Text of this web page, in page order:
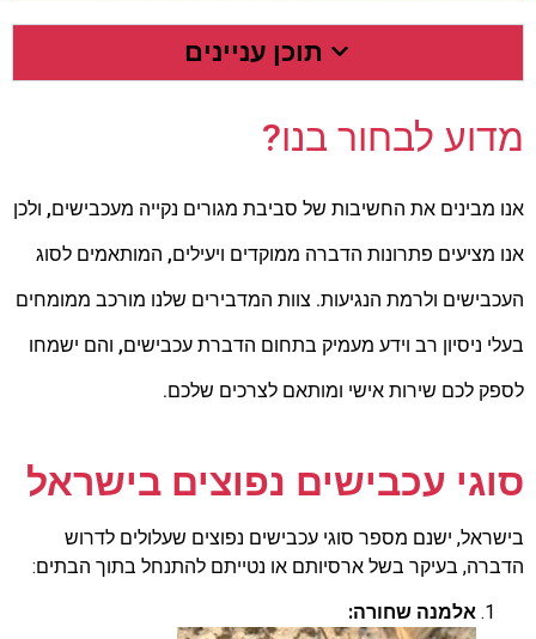
תוכן עניינים
מדוע לבחור בנו?
אנו מבינים את החשיבות של סביבת מגורים נקייה מעכבישים, ולכן
אנו מציעים פתרונות הדברה ממוקדים ויעילים, המותאמים לסוג
העכבישים ולרמת הנגיעות. צוות המדבירים שלנו מורכב ממומחים
בעלי ניסיון רב וידע מעמיק בתחום הדברת עכבישים, והם ישמחו
לספק לכם שירות אישי ומותאם לצרכים שלכם.
סוגי עכבישים נפוצים בישראל
בישראל, ישנם מספר סוגי עכבישים נפוצים שעלולים לדרוש
הדברה, בעיקר בשל ארסיותם או נטייתם להתנחל בתוך הבתים:
אלמנה שחורה: